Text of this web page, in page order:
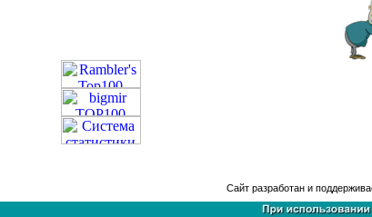
Сайт разработан и